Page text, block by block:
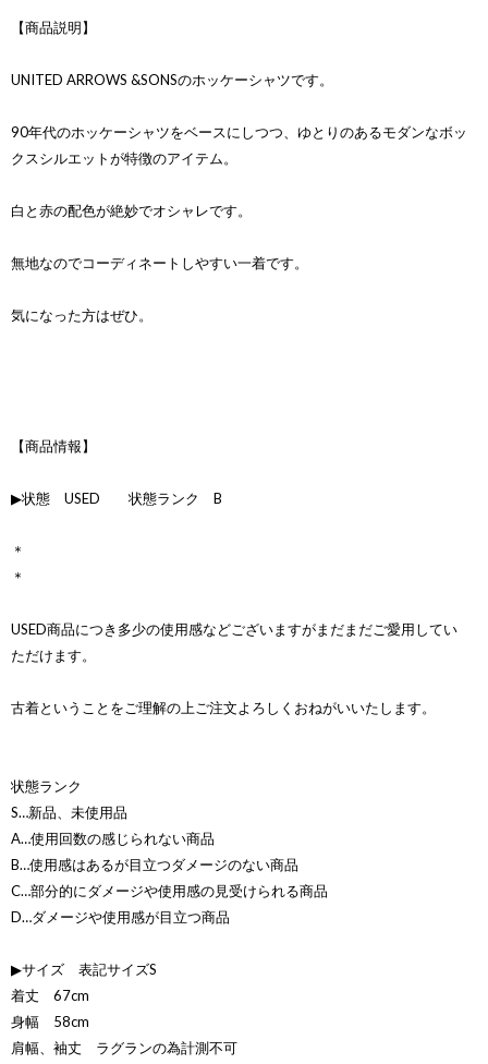
【商品説明】
UNITED ARROWS &SONSのホッケーシャツです。
90年代のホッケーシャツをベースにしつつ、ゆとりのあるモダンなボッ
クスシルエットが特徴のアイテム。
白と赤の配色が絶妙でオシャレです。
無地なのでコーディネートしやすい一着です。
気になった方はぜひ。
【商品情報】
▶状態 USED 状態ランク B
＊
＊
USED商品につき多少の使用感などございますがまだまだご愛用してい
ただけます。
古着ということをご理解の上ご注文よろしくおねがいいたします。
状態ランク
S…新品、未使用品
A…使用回数の感じられない商品
B…使用感はあるが目立つダメージのない商品
C…部分的にダメージや使用感の見受けられる商品
D…ダメージや使用感が目立つ商品
▶サイズ 表記サイズS
着丈 67cm
身幅 58cm
肩幅、袖丈 ラグランの為計測不可